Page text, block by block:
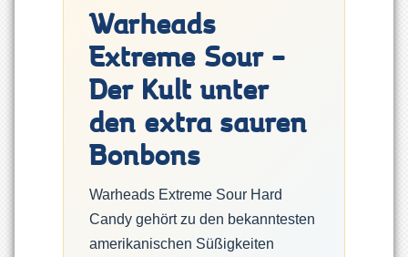
Warheads
Extreme Sour –
Der Kult unter
den extra sauren
Bonbons
Warheads Extreme Sour Hard
Candy gehört zu den bekanntesten
amerikanischen Süßigkeiten